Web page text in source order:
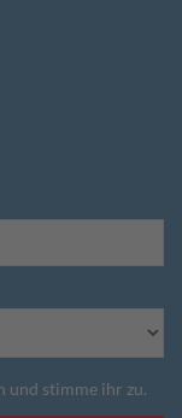
und stimme ihr zu.